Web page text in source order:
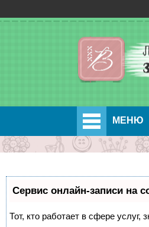
МЕНЮ
Сервис онлайн-записи на
Тот, кто работает в сфере